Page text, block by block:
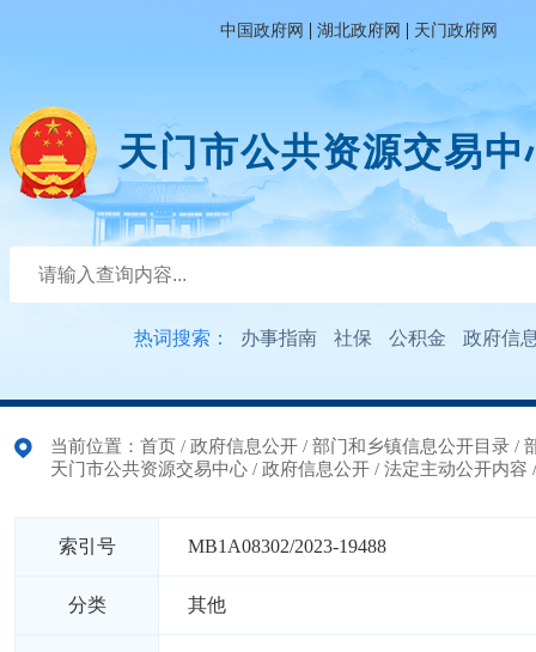
中国政府网 | 湖北政府网 | 天门政府网
天门市公共资源交易中
热词搜索： 办事指南 社保 公积金 政府信
当前位置： 首页 / 政府信息公开 / 部门和乡镇信息公开目录 /
天门市公共资源交易中心 / 政府信息公开 / 法定主动公开内容
索引号 MB1A08302/2023-19488
分类 其他